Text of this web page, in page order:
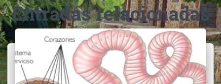
Entradas relacionadas